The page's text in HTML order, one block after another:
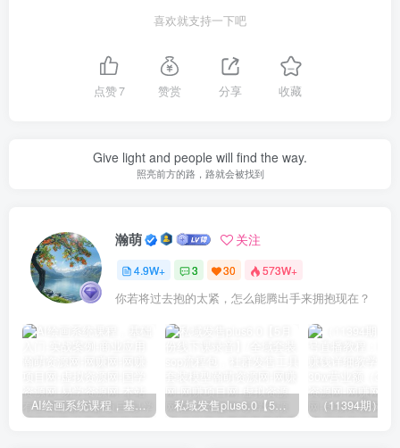
喜欢就支持一下吧
点赞7 赞赏 分享 收藏
Give light and people will find the way.
照亮前方的路，路就会被找到
瀚萌 关注
4.9W+ 3 30 573W+
你若将过去抱的太紧，怎么能腾出手来拥抱现在？
AI绘画系统课程，基础入门-实战案例-商业应用 私域发售plus6.0【5月份线下课录音】/全域套装sop流程包，社群发售工具套装模型